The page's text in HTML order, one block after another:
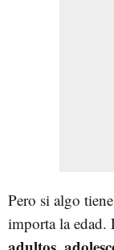
Pero si algo
importa la edad.